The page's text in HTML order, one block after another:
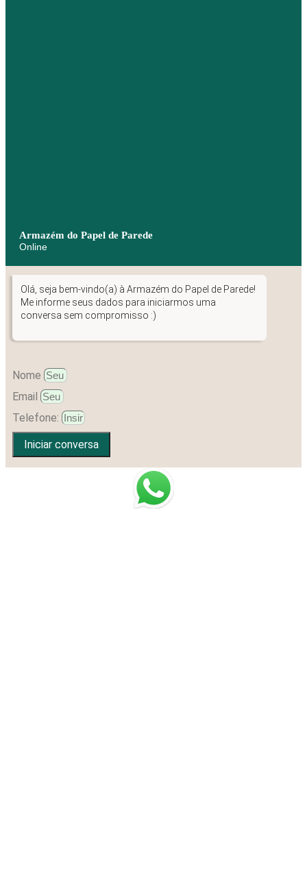
Armazém do Papel de Parede
Online
Olá, seja bem-vindo(a) à Armazém do Papel de Parede!
Me informe seus dados para iniciarmos uma
conversa sem compromisso :)
Nome
Email
Telefone:
Iniciar conversa